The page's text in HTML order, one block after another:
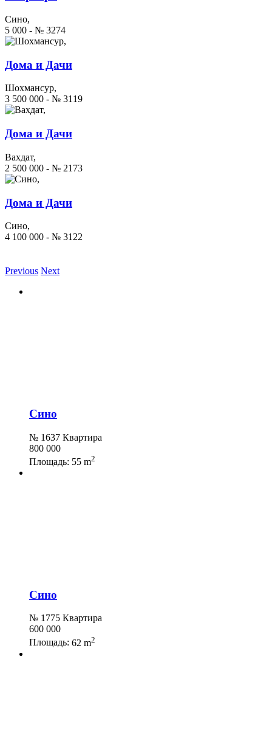
Сино,
5 000 - № 3274
Дома и Дачи
Шохмансур,
3 500 000 - № 3119
Дома и Дачи
Вахдат,
2 500 000 - № 2173
Дома и Дачи
Сино,
4 100 000 - № 3122
Previous Next
Сино
№ 1637 Квартира
800 000
Площадь: 55 m2
Сино
№ 1775 Квартира
600 000
Площадь: 62 m2